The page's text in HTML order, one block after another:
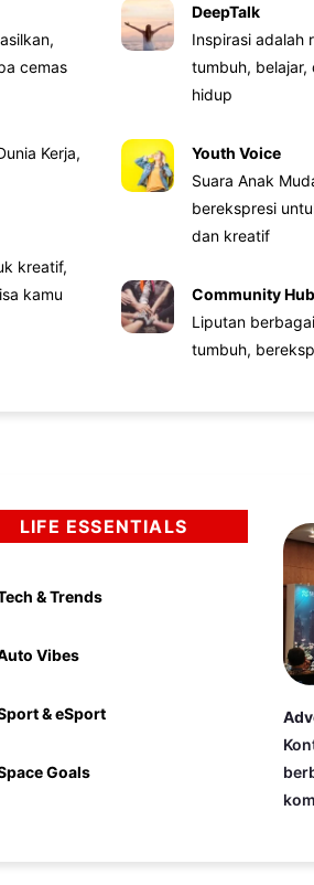
cemas
Kerja,
kreatif,
kamu
DeepTalk
Inspirasi adalah
tumbuh, belajar,
hidup
Youth Voice
Suara Anak
berekspresi
dan kreatif
Community Hub
Liputan
tumbuh,
LIFE ESSENTIALS
& Trends
Vibes
& eSport
Goals